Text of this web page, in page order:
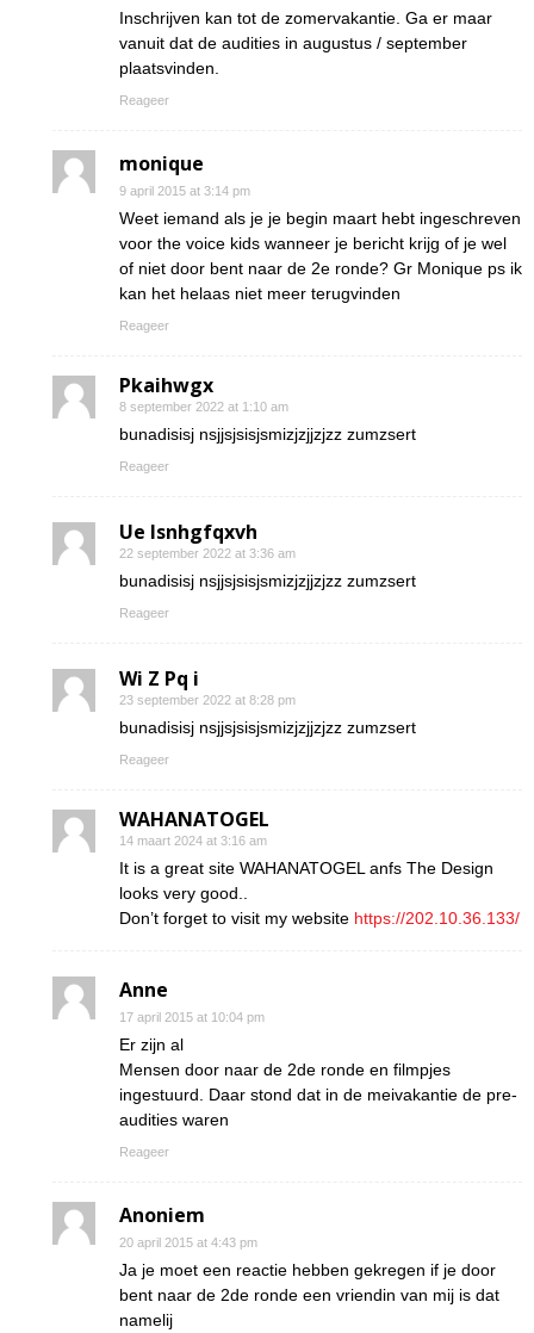
Inschrijven kan tot de zomervakantie. Ga er maar
vanuit dat de audities in augustus / september
plaatsvinden.
Reageer
monique
9 april 2015 at 3:14 pm
Weet iemand als je je begin maart hebt ingeschreven
voor the voice kids wanneer je bericht krijg of je wel
of niet door bent naar de 2e ronde? Gr Monique ps ik
kan het helaas niet meer terugvinden
Reageer
Pkaihwgx
8 september 2022 at 1:10 am
bunadisisj nsjjsjsisjsmizjzjjzjzz zumzsert
Reageer
Ue lsnhgfqxvh
22 september 2022 at 3:36 am
bunadisisj nsjjsjsisjsmizjzjjzjzz zumzsert
Reageer
Wi Z Pq i
23 september 2022 at 8:28 pm
bunadisisj nsjjsjsisjsmizjzjjzjzz zumzsert
Reageer
WAHANATOGEL
14 maart 2024 at 3:16 am
It is a great site WAHANATOGEL anfs The Design
looks very good..
Don’t forget to visit my website https://202.10.36.133/
Anne
17 april 2015 at 10:04 pm
Er zijn al
Mensen door naar de 2de ronde en filmpjes
ingestuurd. Daar stond dat in de meivakantie de pre-
audities waren
Reageer
Anoniem
20 april 2015 at 4:43 pm
Ja je moet een reactie hebben gekregen if je door
bent naar de 2de ronde een vriendin van mij is dat
namelij